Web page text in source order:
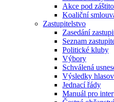
Akce pod
Koaliční
Zastupitelstvo
Zasedání
Seznam
Politické kluby
Výbory
Schválená
Výsledky
Jednací řády
Manuál pro